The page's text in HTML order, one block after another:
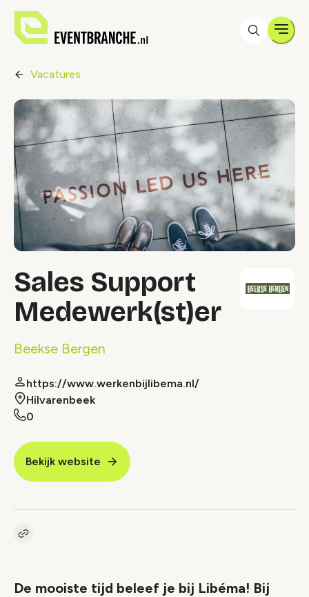
Vacatures
Sales Support
Medewerk(st)er
Beekse Bergen
https://www.werkenbijlibema.nl/
Hilvarenbeek
0
Bekijk website
Kopieer link naar vacature
De mooiste tijd beleef je bij Libéma! Bij